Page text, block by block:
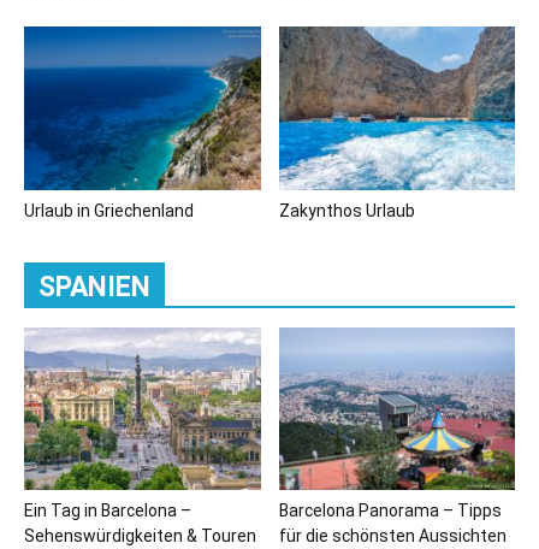
Urlaub in Griechenland Zakynthos Urlaub
SPANIEN
Ein Tag in Barcelona –
Sehenswürdigkeiten & Touren
Barcelona Panorama – Tipps
für die schönsten Aussichten